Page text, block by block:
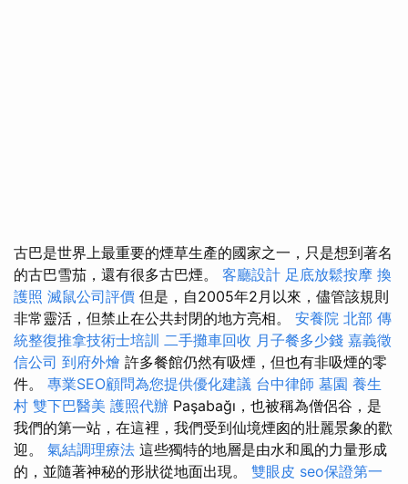
古巴是世界上最重要的煙草生產的國家之一，只是想到著名
的古巴雪茄，還有很多古巴煙。 客廳設計 足底放鬆按摩 換
護照 滅鼠公司評價 但是，自2005年2月以來，儘管該規則
非常靈活，但禁止在公共封閉的地方亮相。 安養院 北部 傳
統整復推拿技術士培訓 二手攤車回收 月子餐多少錢 嘉義徵
信公司 到府外燴 許多餐館仍然有吸煙，但也有非吸煙的零
件。 專業SEO顧問為您提供優化建議 台中律師 墓園 養生
村 雙下巴醫美 護照代辦 Paşabağı，也被稱為僧侶谷，是
我們的第一站，在這裡，我們受到仙境煙囪的壯麗景象的歡
迎。 氣結調理療法 這些獨特的地層是由水和風的力量形成
的，並隨著神秘的形狀從地面出現。 雙眼皮 seo保證第一